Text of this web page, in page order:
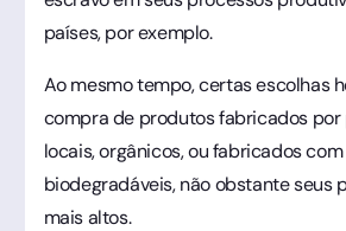
países, por exemplo.
Ao mesmo tempo, certas escolhas
compra de produtos fabricados
locais, orgânicos, ou fabricados
biodegradáveis, não obstante seus
mais altos.